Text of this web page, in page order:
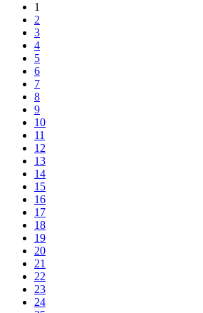
1
2
3
4
5
6
7
8
9
10
11
12
13
14
15
16
17
18
19
20
21
22
23
24